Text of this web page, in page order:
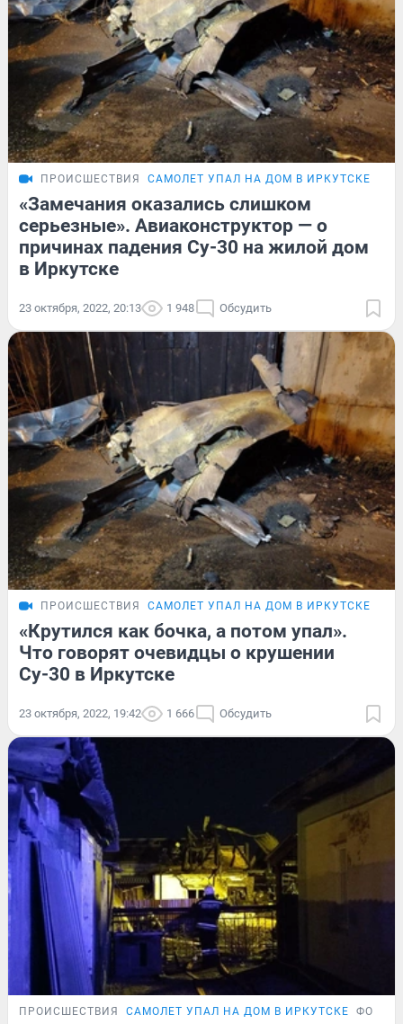
ПРОИСШЕСТВИЯ САМОЛЕТ УПАЛ НА ДОМ В ИРКУТСКЕ
«Замечания оказались слишком
серьезные». Авиаконструктор — о
причинах падения Су-30 на жилой дом
в Иркутске
23 октября, 2022, 20:13 1 948 Обсудить
ПРОИСШЕСТВИЯ САМОЛЕТ УПАЛ НА ДОМ В ИРКУТСКЕ
«Крутился как бочка, а потом упал».
Что говорят очевидцы о крушении
Су-30 в Иркутске
23 октября, 2022, 19:42 1 666 Обсудить
ПРОИСШЕСТВИЯ САМОЛЕТ УПАЛ НА ДОМ В ИРКУТСКЕ